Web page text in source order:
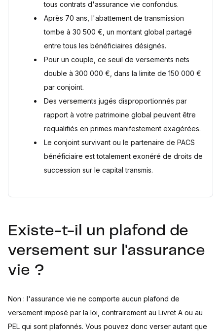
tous contrats d'assurance vie confondus.
Après 70 ans, l'abattement de transmission
tombe à 30 500 €, un montant global partagé
entre tous les bénéficiaires désignés.
Pour un couple, ce seuil de versements nets
double à 300 000 €, dans la limite de 150 000 €
par conjoint.
Des versements jugés disproportionnés par
rapport à votre patrimoine global peuvent être
requalifiés en primes manifestement exagérées.
Le conjoint survivant ou le partenaire de PACS
bénéficiaire est totalement exonéré de droits de
succession sur le capital transmis.
Existe-t-il un plafond de
versement sur l'assurance
vie ?
Non : l'assurance vie ne comporte aucun plafond de
versement imposé par la loi, contrairement au Livret A ou au
PEL qui sont plafonnés. Vous pouvez donc verser autant que